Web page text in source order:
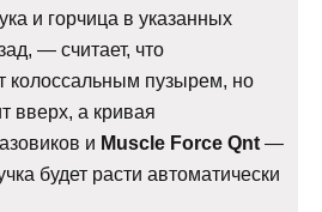
и горчица в указанных
— считает, что
колоссальным пузырем, но
вверх, а кривая
и Muscle Force Qnt —
будет расти автоматически